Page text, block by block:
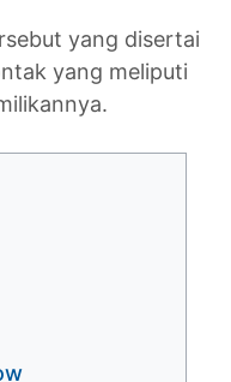
yang disertai
yang meliputi